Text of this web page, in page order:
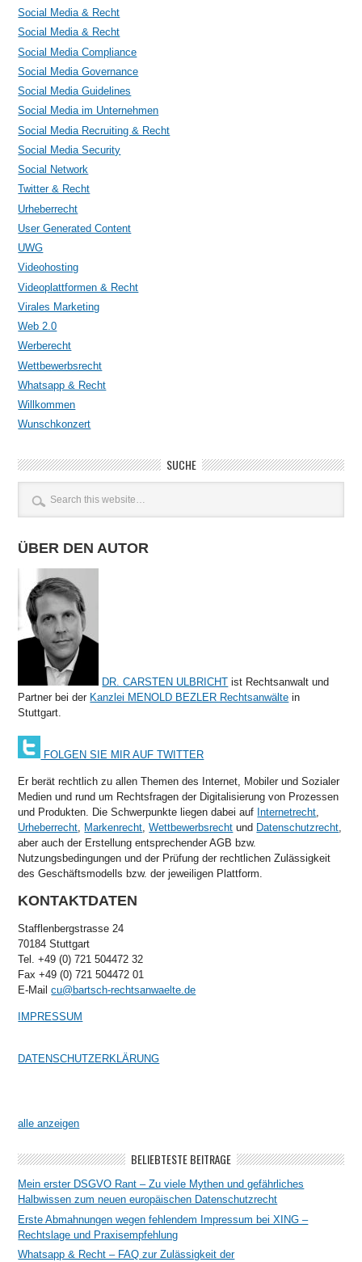
Social Media & Recht
Social Media & Recht
Social Media Compliance
Social Media Governance
Social Media Guidelines
Social Media im Unternehmen
Social Media Recruiting & Recht
Social Media Security
Social Network
Twitter & Recht
Urheberrecht
User Generated Content
UWG
Videohosting
Videoplattformen & Recht
Virales Marketing
Web 2.0
Werberecht
Wettbewerbsrecht
Whatsapp & Recht
Willkommen
Wunschkonzert
SUCHE
ÜBER DEN AUTOR
DR. CARSTEN ULBRICHT ist Rechtsanwalt und
Partner bei der Kanzlei MENOLD BEZLER Rechtsanwälte in
Stuttgart.
FOLGEN SIE MIR AUF TWITTER
Er berät rechtlich zu allen Themen des Internet, Mobiler und Sozialer
Medien und rund um Rechtsfragen der Digitalisierung von Prozessen
und Produkten. Die Schwerpunkte liegen dabei auf Internetrecht,
Urheberrecht, Markenrecht,Wettbewerbsrecht und Datenschutzrecht,
aber auch der Erstellung entsprechender AGB bzw.
Nutzungsbedingungen und der Prüfung der rechtlichen Zulässigkeit
des Geschäftsmodells bzw. der jeweiligen Plattform.
KONTAKTDATEN
Stafflenbergstrasse 24
70184 Stuttgart
Tel. +49 (0) 721 504472 32
Fax +49 (0) 721 504472 01
E-Mailcu@bartsch-rechtsanwaelte.de
IMPRESSUM
DATENSCHUTZERKLÄRUNG
alle anzeigen
BELIEBTESTE BEITRÄGE
Mein erster DSGVO Rant – Zu viele Mythen und gefährliches
Halbwissen zum neuen europäischen Datenschutzrecht
Erste Abmahnungen wegen fehlendem Impressum bei XING –
Rechtslage und Praxisempfehlung
Whatsapp & Recht – FAQ zur Zulässigkeit der